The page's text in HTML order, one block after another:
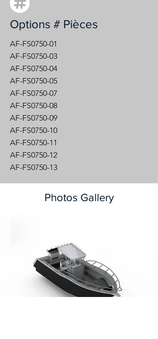
Options # Pièces
AF-FS0750-01
AF-FS0750-03
AF-FS0750-04
AF-FS0750-05
AF-FS0750-07
AF-FS0750-08
AF-FS0750-09
AF-FS0750-10
AF-FS0750-11
AF-FS0750-12
AF-FS0750-13
Photos Gallery